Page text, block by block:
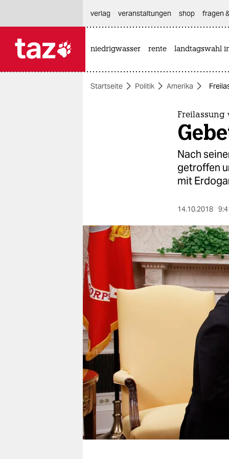
themen
berlin
wahrheit
verlag
veranstaltungen
shop
fragen & hilfe
unterstützen
abo
genossenschaft
verlag
veranstaltungen shop fragen
niedrigwasser rente landtagswahl
Startseite Politik Amerika
Freilassung
Nach
getroffen
mit
14.10.2018